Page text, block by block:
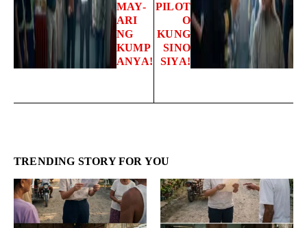
MAY-
ARI
NG
KUMP
ANYA!
PILOT
O
KUNG
SINO
SIYA!
TRENDING STORY FOR YOU